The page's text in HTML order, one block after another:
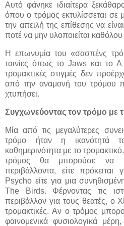
Αυτό φάνηκε ιδιαίτερα
όπου ο τρόμος εκτυλίσσεται σε
την απειλή της επίθεσης να
ποτέ να μην υλοποιείται
Η επωνυμία του «σασπένς
ταινίες όπως το Jaws και το
τρομακτικές στιγμές δεν
από την αναμονή του τρόμου
χτυπήσει.
Συγχωνεύοντας τον τρόμο με
Μία από τις μεγαλύτερες
τρόμο ήταν η ικανότητά
καθημερινότητα με το
τρόμος θα μπορούσε να
περιβάλλοντα, είτε
Psycho είτε για μια
The Birds. Φέρνοντας τις
περιβάλλον για τους θεατές, ο
τρομακτικές. Αν ο τρόμος
φαινομενικά φυσιολογικά